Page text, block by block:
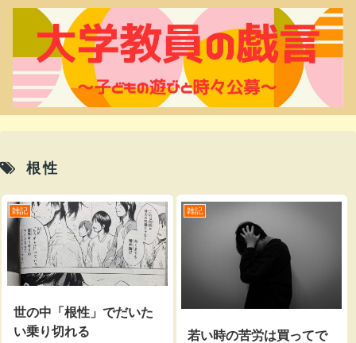
根性
雑記
世の中「根性」でだいた
い乗り切れる
雑記
若い時の苦労は買ってで